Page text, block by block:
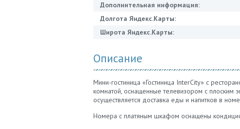
Дополнительная информация:
Долгота Яндекс.Карты:
Широта Яндекс.Карты:
Описание
Мини-гостиница «Гостиница InterCity» с
комнатой, оснащенные телевизором с плоским
осуществляется доставка еды и напитков в
Номера с платяным шкафом оснащены